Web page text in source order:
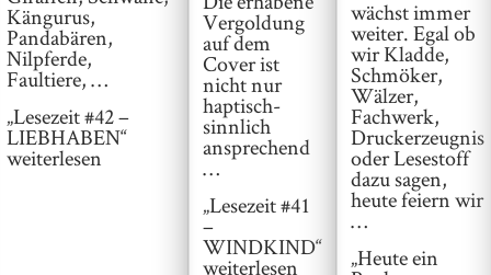
Kängurus,
Pandabären,
Nilpferde,
Faultiere, …
„Lesezeit #42 –
LIEBHABEN“
weiterlesen
Vergoldung
auf dem
Cover ist
nicht nur
haptisch-
sinnlich
ansprechend
…
„Lesezeit #41
–
WINDKIND“
weiterlesen
wächst immer
weiter. Egal ob
wir Kladde,
Schmöker,
Wälzer,
Fachwerk,
Druckerzeugnis
oder Lesestoff
dazu sagen,
heute feiern wir
…
„Heute ein